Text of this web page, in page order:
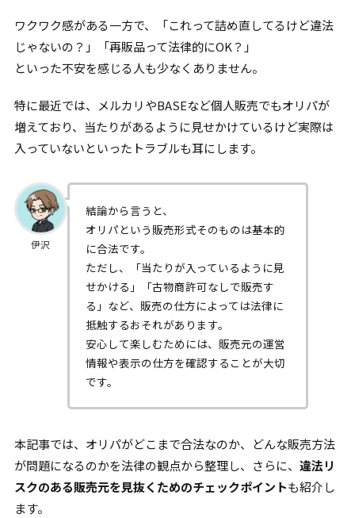
ワクワク感がある一方で、「これって詰め直してるけど違法
じゃないの？」「再販品って法律的にOK？」
といった不安を感じる人も少なくありません。
特に最近では、メルカリやBASEなど個人販売でもオリパが
増えており、当たりがあるように見せかけているけど実際は
入っていないといったトラブルも耳にします。
伊沢
結論から言うと、
オリパという販売形式そのものは基本的
に合法です。
ただし、「当たりが入っているように見
せかける」「古物商許可なしで販売す
る」など、販売の仕方によっては法律に
抵触するおそれがあります。
安心して楽しむためには、販売元の運営
情報や表示の仕方を確認することが大切
です。
本記事では、オリパがどこまで合法なのか、どんな販売方法
が問題になるのかを法律の観点から整理し、さらに、 違法リ
スクのある販売元を見抜くためのチェックポイントも紹介し
ます。